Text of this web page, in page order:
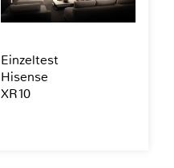
Einzeltest
Hisense
XR10